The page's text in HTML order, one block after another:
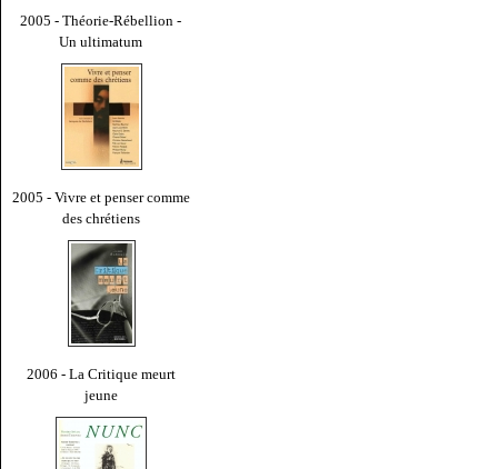
2005 - Théorie-Rébellion -
Un ultimatum
2005 - Vivre et penser comme
des chrétiens
2006 - La Critique meurt
jeune